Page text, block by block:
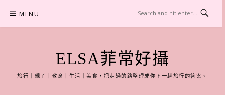
content
MENU
ELSA菲常好攝
旅行｜親子｜教育｜生活｜美食，把走過的路整理成你下一趟旅行的答案。